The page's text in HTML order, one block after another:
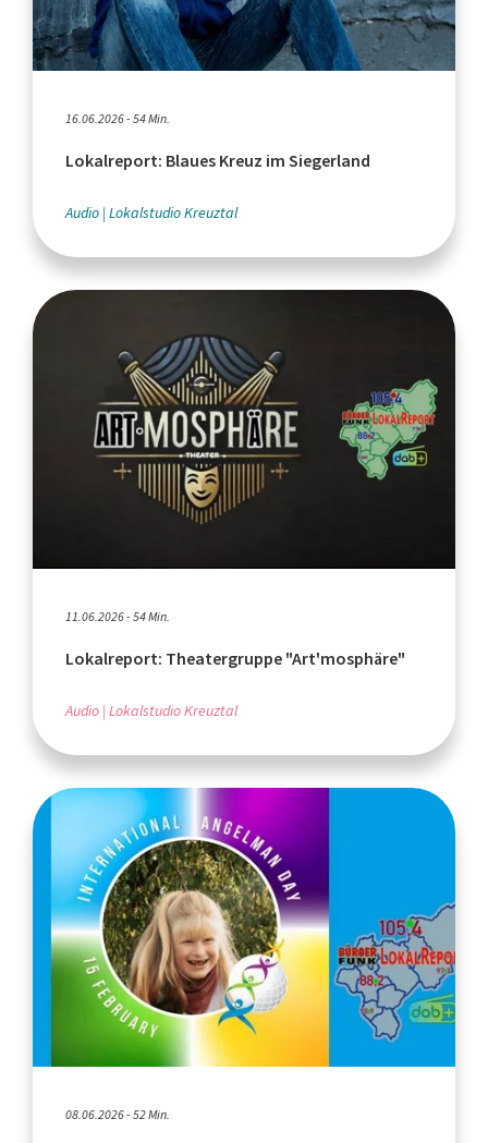
16.06.2026 - 54 Min.
Lokalreport: Blaues Kreuz im Siegerland
Audio Lokalstudio Kreuztal
11.06.2026 - 54 Min.
Lokalreport: Theatergruppe "Art'mosphäre"
Audio Lokalstudio Kreuztal
08.06.2026 - 52 Min.